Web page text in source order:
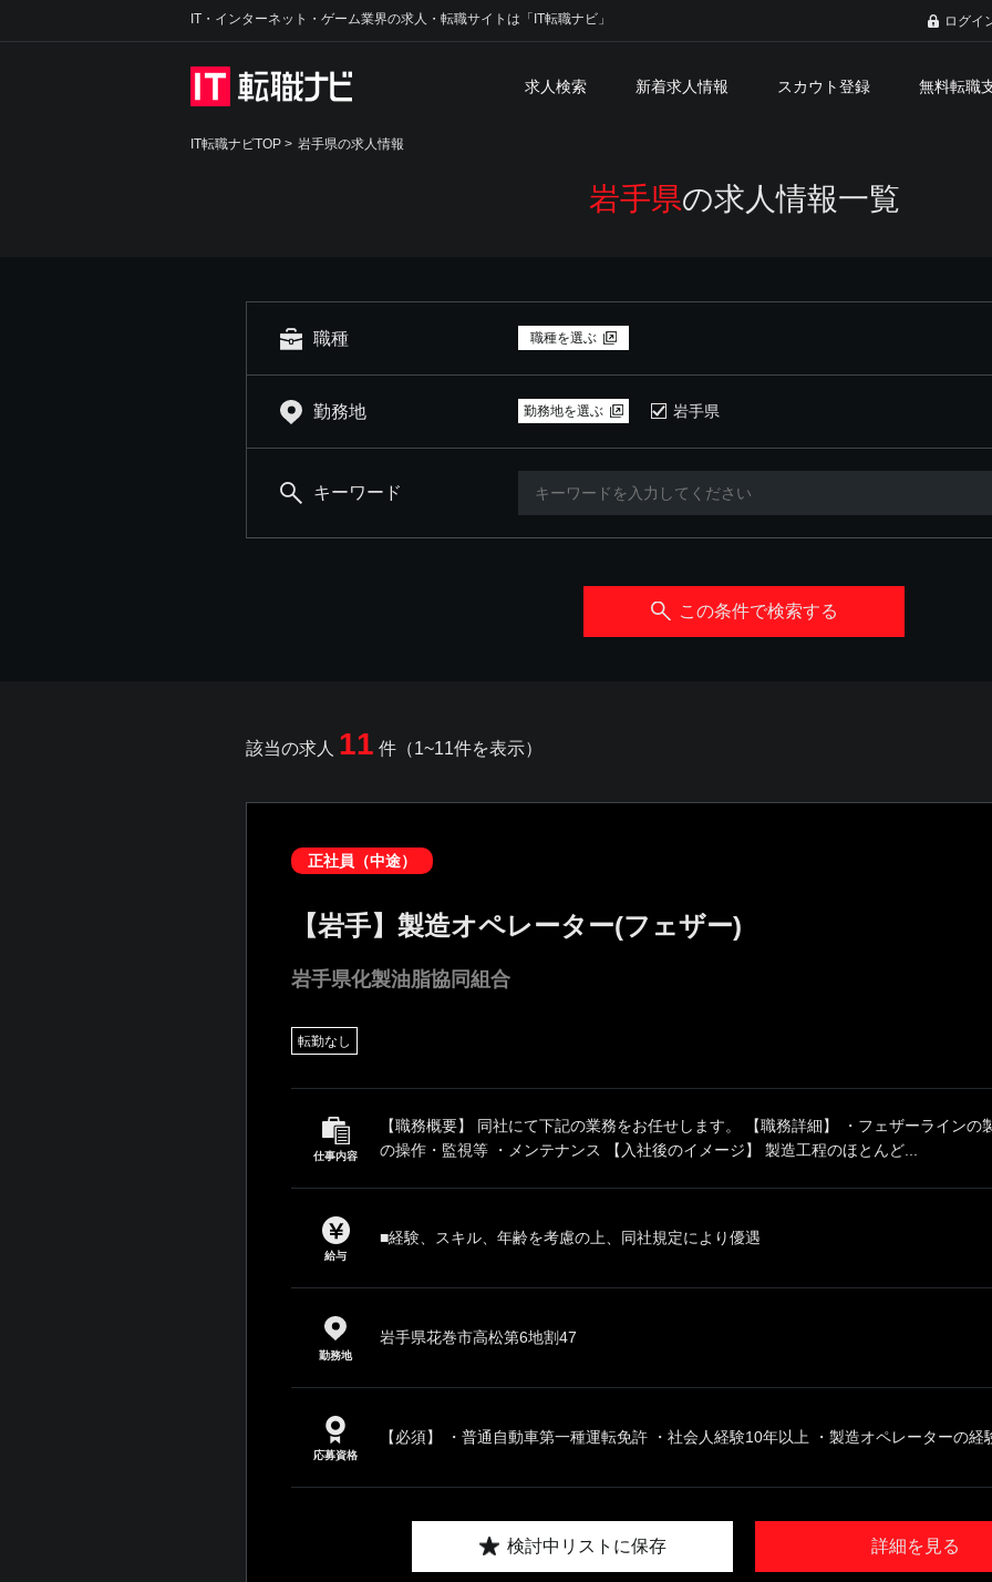
IT・インターネット・ゲーム業界の求人・転職サイトは「IT転職ナビ」 ログイ
求人検索 新着求人情報 スカウト登録 無料転職
IT転職ナビTOP > 岩手県の求人情報
岩手県の求人情報一覧
職種 職種を選ぶ
勤務地 勤務地を選ぶ 岩手県
キーワード
この条件で検索する
該当の求人 11 件（1~11件を表示）
正社員（中途）
【岩手】製造オペレーター(フェザー)
岩手県化製油脂協同組合
転勤なし
仕事内容
【職務概要】 同社にて下記の業務をお任せします。 【職務詳細】 ・フェザーラインの
の操作・監視等 ・メンテナンス 【入社後のイメージ】 製造工程のほとんど...
給与
■経験、スキル、年齢を考慮の上、同社規定により優遇
勤務地
岩手県花巻市高松第6地割47
応募資格
【必須】 ・普通自動車第一種運転免許 ・社会人経験10年以上 ・製造オペレーターの経
詳細を見る
検討中リストに保存